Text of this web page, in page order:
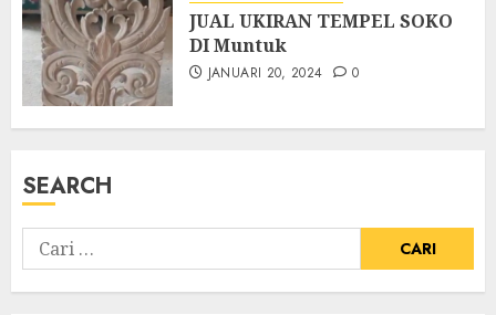
JUAL UKIRAN TEMPEL SOKO
DI Muntuk
JANUARI 20, 2024 0
SEARCH